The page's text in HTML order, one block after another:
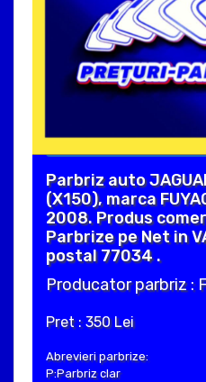
Parbriz auto
(X150), marca
2008. Produs
Parbrize pe Net in
postal 77034 .
Producator parbriz :
Pret : 350 Lei
Abrevieri parbrize:
P:Parbriz clar